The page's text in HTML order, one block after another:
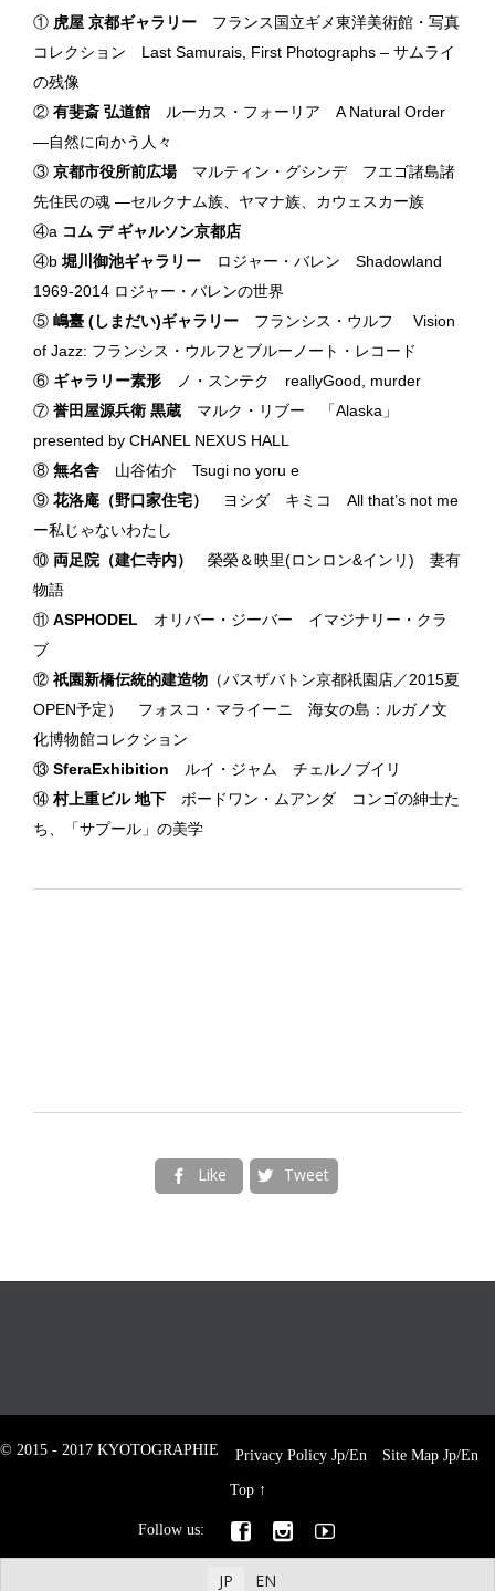
① 虎屋 京都ギャラリー フランス国立ギメ東洋美術館・写真
コレクション Last Samurais, First Photographs – サムライ
の残像
② 有斐斎 弘道館 ルーカス・フォーリア A Natural Order
―自然に向かう人々
③ 京都市役所前広場マルティン・グシンデ フエゴ諸島諸
先住民の魂 ―セルクナム族、ヤマナ族、カウェスカー族
④a コム デ ギャルソン京都店
④b 堀川御池ギャラリー ロジャー・バレン Shadowland
1969-2014 ロジャー・バレンの世界
⑤ 嶋臺 (しまだい)ギャラリー フランシス・ウルフ Vision
of Jazz: フランシス・ウルフとブルーノート・レコード
⑥ ギャラリー素形 ノ・スンテク reallyGood, murder
⑦ 誉田屋源兵衛 黒蔵 マルク・リブー 「Alaska」
presented by CHANEL NEXUS HALL
⑧ 無名舎 山谷佑介 Tsugi no yoru e
⑨ 花洛庵（野口家住宅）
ヨシダ キミコ All that’s not me
ー私じゃないわたし
⑩ 両足院（建仁寺内）
榮榮＆映里(ロンロン&インリ) 妻有
物語
⑪ ASPHODEL オリバー・ジーバー イマジナリー・クラ
ブ
⑫ 祇園新橋伝統的建造物 （パスザバトン京都祇園店／2015夏
OPEN予定） フォスコ・マライーニ 海女の島：ルガノ文
化博物館コレクション
⑬ SferaExhibition ルイ・ジャム チェルノブイリ
⑭ 村上重ビル 地下 ボードワン・ムアンダ コンゴの紳士た
ち、「サプール」の美学
 Like  Tweet
© 2015 - 2017 KYOTOGRAPHIE Privacy Policy Jp/En Site Map Jp/En
Top↑
Follow us:   
JP EN